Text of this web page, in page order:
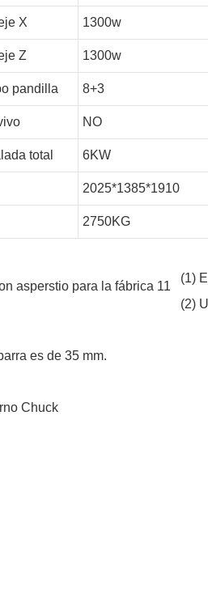
X 1300w
Z 1300w
pandilla 8+3
NO
total 6KW
2025*1385*1910
2750KG
(1)
(2)
es de 35 mm.
Chuck